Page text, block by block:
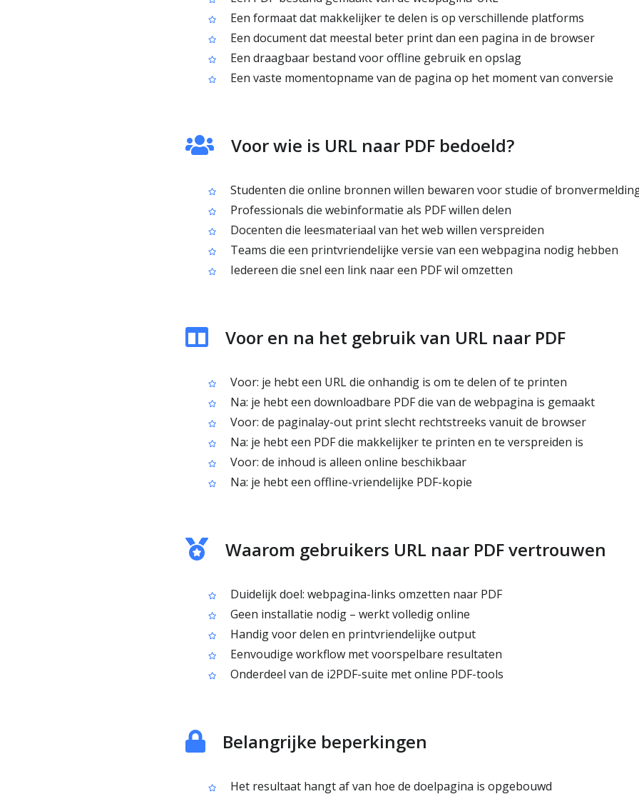
Een formaat dat makkelijker te delen is op verschillende platforms
Een document dat meestal beter print dan een pagina in de browser
Een draagbaar bestand voor offline gebruik en opslag
Een vaste momentopname van de pagina op het moment van conversie
Voor wie is URL naar PDF bedoeld?
Studenten die online bronnen willen bewaren voor studie of
Professionals die webinformatie als PDF willen delen
Docenten die leesmateriaal van het web willen verspreiden
Teams die een printvriendelijke versie van een webpagina nodig hebben
Iedereen die snel een link naar een PDF wil omzetten
Voor en na het gebruik van URL naar PDF
Voor: je hebt een URL die onhandig is om te delen of te printen
Na: je hebt een downloadbare PDF die van de webpagina is gemaakt
Voor: de paginalay-out print slecht rechtstreeks vanuit de browser
Na: je hebt een PDF die makkelijker te printen en te verspreiden is
Voor: de inhoud is alleen online beschikbaar
Na: je hebt een offline-vriendelijke PDF-kopie
Waarom gebruikers URL naar PDF vertrouwen
Duidelijk doel: webpagina-links omzetten naar PDF
Geen installatie nodig – werkt volledig online
Handig voor delen en printvriendelijke output
Eenvoudige workflow met voorspelbare resultaten
Onderdeel van de i2PDF-suite met online PDF-tools
Belangrijke beperkingen
Het resultaat hangt af van hoe de doelpagina is opgebouwd